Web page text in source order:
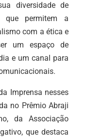
diversidade de
que permitem a
com a ética e
um espaço de
e um canal para
Imprensa nesses
no Prêmio Abraji
da Associação
que destaca